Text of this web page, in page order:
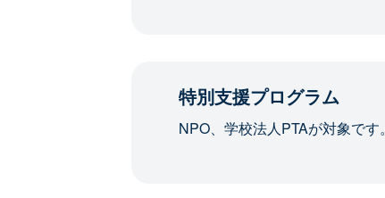
特別支援プログラム
NPO、学校法人PTAが対象です。